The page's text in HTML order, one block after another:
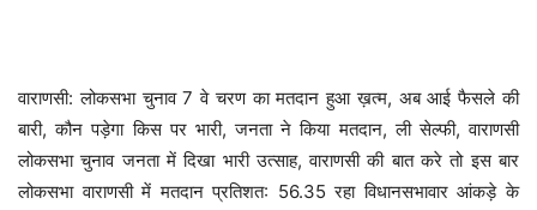
वाराणसी: लोकसभा चुनाव 7 वे चरण का मतदान हुआ ख़त्म, अब आई फैसले की
बारी, कौन पड़ेगा किस पर भारी, जनता ने किया मतदान, ली सेल्फी, वाराणसी
लोकसभा चुनाव जनता में दिखा भारी उत्साह, वाराणसी की बात करे तो इस बार
लोकसभा वाराणसी में मतदान प्रतिशत: 56.35 रहा विधानसभावार आंकड़े के